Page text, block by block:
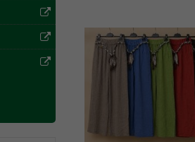
Polityka prywatności
Zapewniamy naszym
Dane osobowe
Klientów
ochronie danych